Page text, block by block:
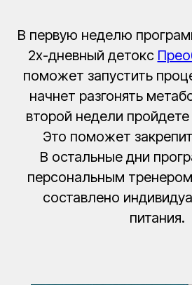
В первую неделю
2х-дневный детокс
поможет запустить
начнет разгонять
второй недели
Это поможет
В остальные дни
персональным
составлено
питания.